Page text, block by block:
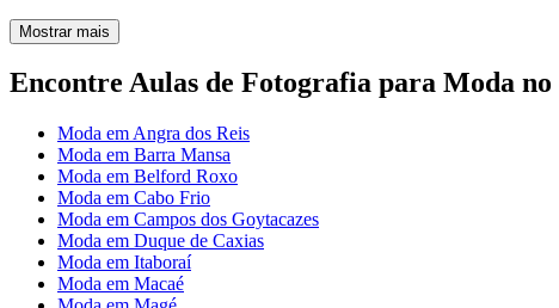
Mostrar mais
Encontre Aulas de Fotografia para Moda no
Moda em Angra dos Reis
Moda em Barra Mansa
Moda em Belford Roxo
Moda em Cabo Frio
Moda em Campos dos Goytacazes
Moda em Duque de Caxias
Moda em Itaboraí
Moda em Macaé